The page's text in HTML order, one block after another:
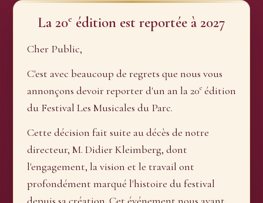
La 20e édition est reportée à 2027
Cher Public,
C'est avec beaucoup de regrets que nous vous
annonçons devoir reporter d'un an la 20eédition
du Festival Les Musicales du Parc.
Cette décision fait suite au décès de notre
directeur, M. Didier Kleimberg, dont
l'engagement, la vision et le travail ont
profondément marqué l'histoire du festival
depuis sa création. Cet événement nous ayant